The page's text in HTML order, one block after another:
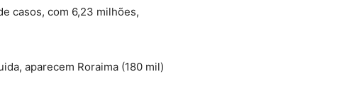
casos, com 6,23 milhões,
aparecem Roraima (180 mil)